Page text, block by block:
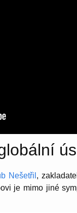
Nešetřil , zakladatel
je mimo jiné